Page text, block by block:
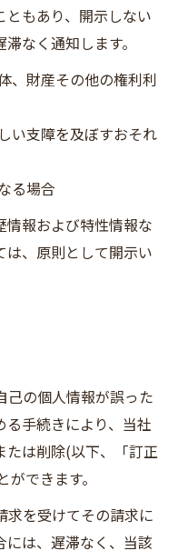
もあり、開示しない
なく通知します。
、財産その他の権利利
い支障を及ぼすおそれ
る場合
情報および特性情報な
は、原則として開示い
己の個人情報が誤った
手続きにより、当社
たは削除(以下、「訂正
できます。
求を受けてその請求に
は、遅滞なく、当該